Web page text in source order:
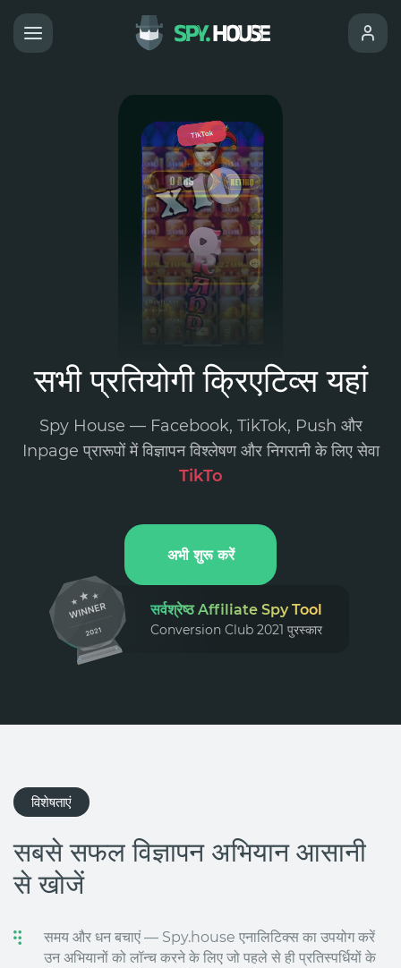
सभी प्रतियोगी क्रिएटिव्स यहां
Spy House — Facebook, TikTok, Push और
Inpage प्रारूपों में विज्ञापन विश्लेषण और निगरानी के लिए सेवा
kTok A
अभी शुरू करें
सर्वश्रेष्ठ Affiliate Spy Tool
Conversion Club 2021 पुरस्कार
विशेषताएं
सबसे सफल विज्ञापन अभियान आसानी
से खोजें
समय और धन बचाएं — Spy.house एनालिटिक्स का उपयोग करें
उन अभियानों को लॉन्च करने के लिए जो पहले से ही प्रतिस्पर्धियों के